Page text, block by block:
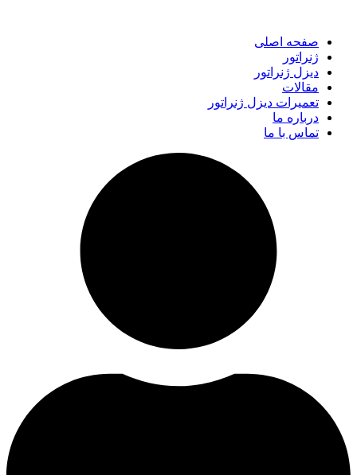
صفحه اصلی
ژنراتور
دیزل ژنراتور
مقالات
تعمیرات دیزل ژنراتور
درباره ما
تماس با ما